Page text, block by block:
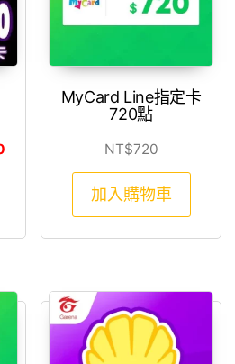
NT$10000。
目前價格：NT$9500。
MyCard Line指定卡
720點
NT$720
加入購物車